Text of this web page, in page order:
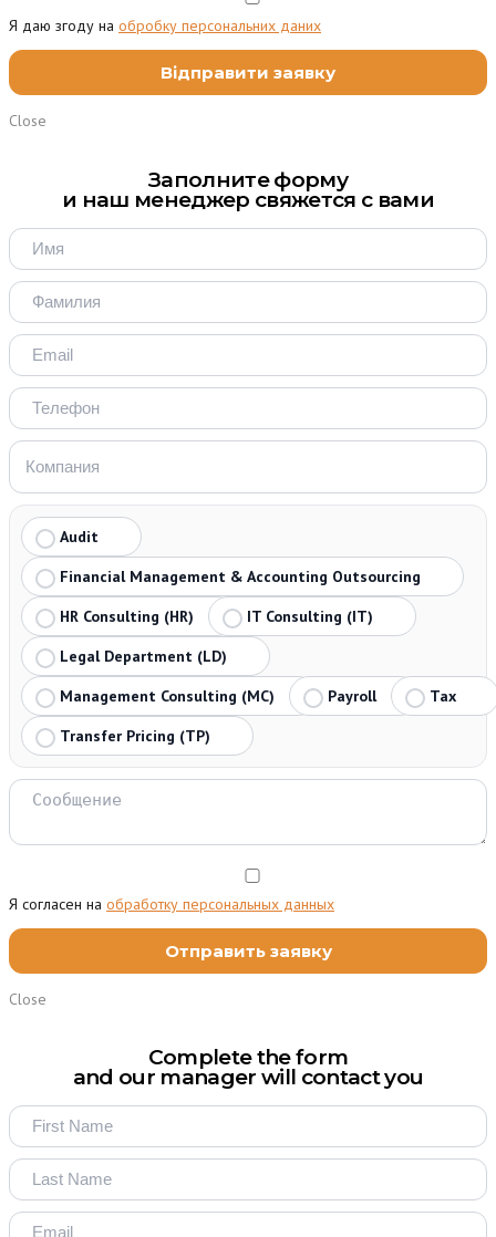
Я даю згоду на обробку персональних даних
Close
Заполните форму
и наш менеджер свяжется с вами
Audit
Financial Management & Accounting Outsourcing
HR Consulting (HR)
IT Consulting (IT)
Legal Department (LD)
Management Consulting (MC)
Payroll
Tax
Transfer Pricing (TP)
Я согласен на обработку персональных данных
Close
Complete the form
and our manager will contact you